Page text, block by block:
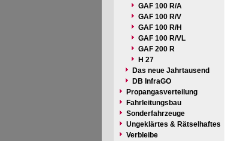
GAF 100 R/A
GAF 100 R/V
GAF 100 R/H
GAF 100 R/VL
GAF 200 R
H 27
Das neue Jahrtausend
DB InfraGO
Propangasverteilung
Fahrleitungsbau
Sonderfahrzeuge
Ungeklärtes & Rätselhaftes
Verbleibe